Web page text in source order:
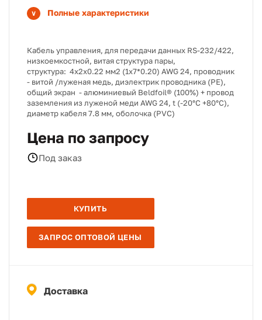
Полные характеристики
Кабель управления, для передачи данных RS-232/422,
низкоемкостной, витая структура пары,
структура: 4х2x0.22 мм2 (1х7*0.20) AWG 24, проводник
- витой /луженая медь, диэлектрик проводника (PE),
общий экран - алюминиевый Beldfoil® (100%) + провод
заземления из луженой меди AWG 24, t (-20°C +80°C),
диаметр кабеля 7.8 мм, оболочка (PVC)
Цена по запросу
Под заказ
КУПИТЬ
ЗАПРОС ОПТОВОЙ ЦЕНЫ
Доставка